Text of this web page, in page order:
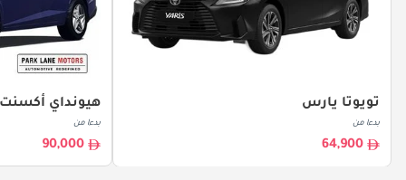
تويوتا يارس
بدءا من
64,900
هيونداي أكسنت
بدءا من
90,000